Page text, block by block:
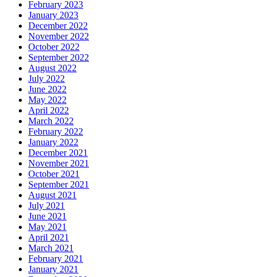
February 2023
January 2023
December 2022
November 2022
October 2022
September 2022
August 2022
July 2022
June 2022
May 2022
April 2022
March 2022
February 2022
January 2022
December 2021
November 2021
October 2021
September 2021
August 2021
July 2021
June 2021
May 2021
April 2021
March 2021
February 2021
January 2021